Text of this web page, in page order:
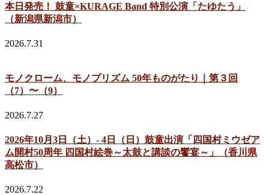
本日発売！ 鼓童×KURAGE Band 特別公演「たゆたう」
（新潟県新潟市）
2026.7.31
モノクローム、モノプリズム 50年ものがたり｜第３回
（7）〜（9）
2026.7.27
2026年10月3日（土）- 4日（日）鼓童出演「四国村ミウゼア
ム開村50周年 四国村絵巻～太鼓と講談の饗宴～」（香川県
高松市）
2026.7.22